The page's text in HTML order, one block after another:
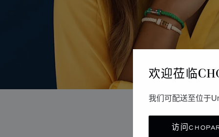
欢迎莅临
我们可配送至位于
访问